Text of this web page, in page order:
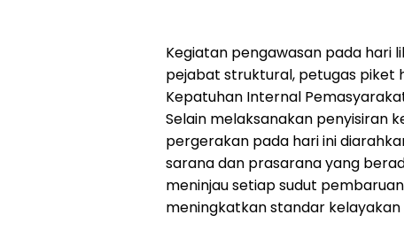
Kegiatan pengawasan pada hari
pejabat struktural, petugas piket
Kepatuhan Internal
Selain melaksanakan penyisiran
pergerakan pada hari ini
sarana dan prasarana yang
meninjau setiap sudut
meningkatkan standar